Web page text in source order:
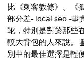
比《刺客教條》、《
部分差- local seo -事
靴，特別是對於那些
較大背包的人來說。
別中的最佳選擇是輕